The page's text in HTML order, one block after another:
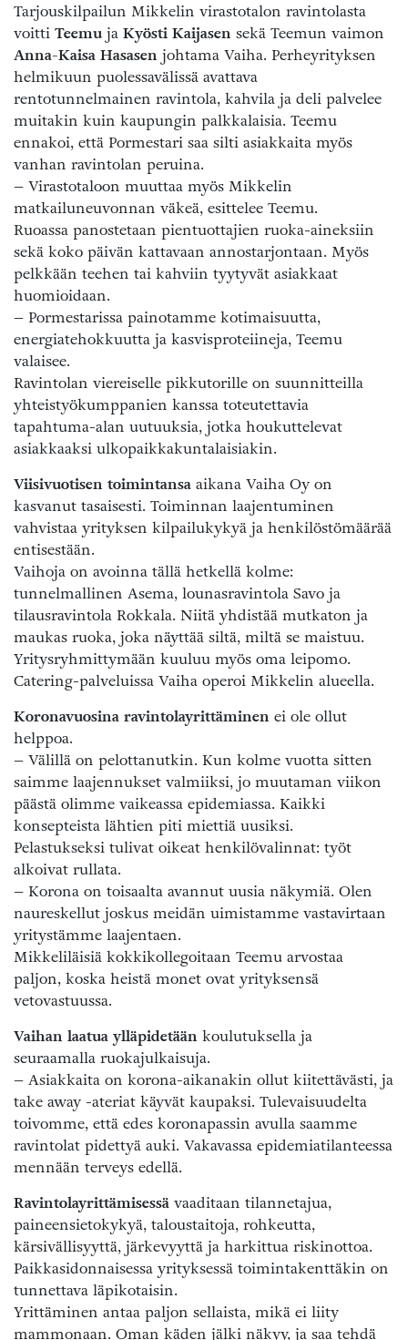
Tarjouskilpailun Mikkelin virastotalon ravintolasta
voitti Teemu ja Kyösti Kaijasen sekä Teemun vaimon
Anna-Kaisa Hasasen johtama Vaiha. Perheyrityksen
helmikuun puolessavälissä avattava
rentotunnelmainen ravintola, kahvila ja deli palvelee
muitakin kuin kaupungin palkkalaisia. Teemu
ennakoi, että Pormestari saa silti asiakkaita myös
vanhan ravintolan peruina.
– Virastotaloon muuttaa myös Mikkelin
matkailuneuvonnan väkeä, esittelee Teemu.
Ruoassa panostetaan pientuottajien ruoka-aineksiin
sekä koko päivän kattavaan annostarjontaan. Myös
pelkkään teehen tai kahviin tyytyvät asiakkaat
huomioidaan.
– Pormestarissa painotamme kotimaisuutta,
energiatehokkuutta ja kasvisproteiineja, Teemu
valaisee.
Ravintolan viereiselle pikkutorille on suunnitteilla
yhteistyökumppanien kanssa toteutettavia
tapahtuma-alan uutuuksia, jotka houkuttelevat
asiakkaaksi ulkopaikkakuntalaisiakin.
Viisivuotisen toimintansa aikana Vaiha Oy on
kasvanut tasaisesti. Toiminnan laajentuminen
vahvistaa yrityksen kilpailukykyä ja henkilöstömäärää
entisestään.
Vaihoja on avoinna tällä hetkellä kolme:
tunnelmallinen Asema, lounasravintola Savo ja
tilausravintola Rokkala. Niitä yhdistää mutkaton ja
maukas ruoka, joka näyttää siltä, miltä se maistuu.
Yritysryhmittymään kuuluu myös oma leipomo.
Catering-palveluissa Vaiha operoi Mikkelin alueella.
Koronavuosina ravintolayrittäminen ei ole ollut
helppoa.
– Välillä on pelottanutkin. Kun kolme vuotta sitten
saimme laajennukset valmiiksi, jo muutaman viikon
päästä olimme vaikeassa epidemiassa. Kaikki
konsepteista lähtien piti miettiä uusiksi.
Pelastukseksi tulivat oikeat henkilövalinnat: työt
alkoivat rullata.
– Korona on toisaalta avannut uusia näkymiä. Olen
naureskellut joskus meidän uimistamme vastavirtaan
yritystämme laajentaen.
Mikkeliläisiä kokkikollegoitaan Teemu arvostaa
paljon, koska heistä monet ovat yrityksensä
vetovastuussa.
Vaihan laatua ylläpidetään koulutuksella ja
seuraamalla ruokajulkaisuja.
– Asiakkaita on korona-aikanakin ollut kiitettävästi, ja
take away -ateriat käyvät kaupaksi. Tulevaisuudelta
toivomme, että edes koronapassin avulla saamme
ravintolat pidettyä auki. Vakavassa epidemiatilanteessa
mennään terveys edellä.
Ravintolayrittämisessä vaaditaan tilannetajua,
paineensietokykyä, taloustaitoja, rohkeutta,
kärsivällisyyttä, järkevyyttä ja harkittua riskinottoa.
Paikkasidonnaisessa yrityksessä toimintakenttäkin on
tunnettava läpikotaisin.
Yrittäminen antaa paljon sellaista, mikä ei liity
mammonaan. Oman käden jälki näkyy, ja saa tehdä